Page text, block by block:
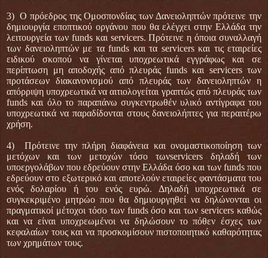
3) Ο πρόεδρος της Ομοσπονδίας των Δανειοληπτών πρότεινε την
δημιουργία εποπτικού οργάνου που θα ελέγχει στην Ελλάδα την
λειτουργεία των funds και servicers. Πρότεινε η όποια συναλλαγή
των δανειοληπτών με τα funds και τα servicers και τις εταιρείες
ειδικού σκοπού να γίνεται υποχρεωτικά εγγράφως και σε
περίπτωση μη αποδοχής από πλευράς funds και servicers των
προτάσεων διακανονισμού από πλευράς των δανειοληπτών η
απόρριψη υποχρεωτικά να αιτιολογείται γραπτώς από πλευράς των
funds και όλο το παραπάνω συγκεντρωθέν υλικό αντίγραφα του
υποχρεωτικά να παραδίδονται στους δανειολήπτες για περαιτέρω
χρήση.
4) Πρότεινε την πλήρη διαφάνεια και ονομαστικοποίηση των
μετόχων και των μετοχών τόσο τωνservicers δηλαδή των
υποεργολάβων που εδρεύουν στην Ελλάδα όσο και των funds που
εδρεύουν στο εξωτερικό και αποτελούν εταιρείες φαντάσματα του
ενός δολαρίου ή του ενός ευρώ. Δηλαδή υποχρεωτικά σε
συγκεκριμένο μητρώο που θα δημιουργηθεί να δηλώνονται οι
πραγματικοί μέτοχοι τόσο των funds όσο και των servicers καθώς
και να είναι υποχρεωμένοι να δηλώσουν το πόθεν έσχες των
κεφαλαίων τους και να προσκομίσουν πιστοποιητικό καθαρότητας
των χρημάτων τους.